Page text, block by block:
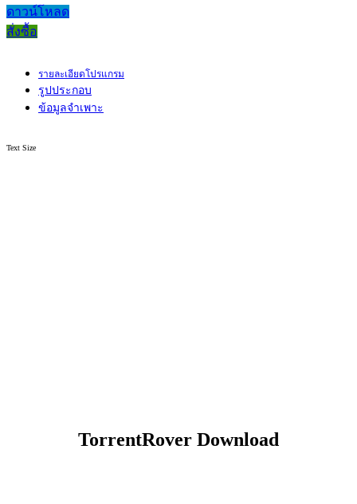
ดาวน์โหลด
สั่งซื้อ
รายละเอียดโปรแกรม
รูปประกอบ
ข้อมูลจำเพาะ
Text Size
TorrentRover Download